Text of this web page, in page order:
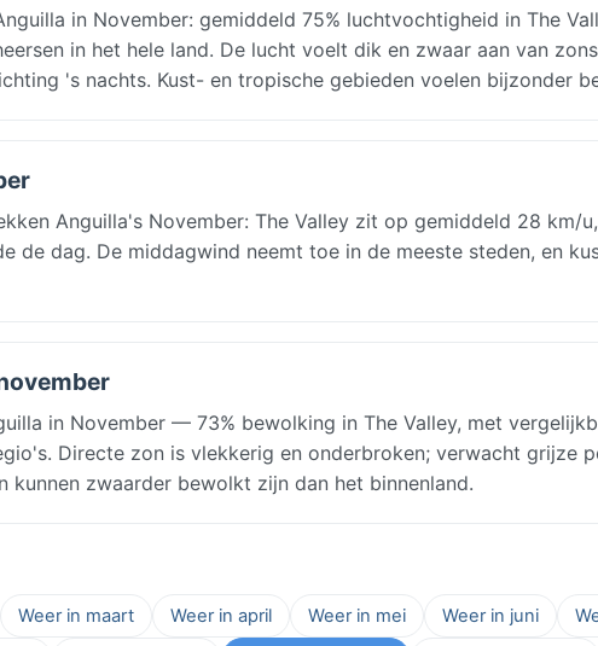
in November: gemiddeld 75% luchtvochtigheid in The
in het hele land. De lucht voelt dik en zwaar aan van
's nachts. Kust- en tropische gebieden voelen bijzonder
Anguilla's November: The Valley zit op gemiddeld 28 km/
de dag. De middagwind neemt toe in de meeste steden, en
in November — 73% bewolking in The Valley, met
Directe zon is vlekkerig en onderbroken; verwacht grijze
kunnen zwaarder bewolkt zijn dan het binnenland.
Weer in maart Weer in april Weer in mei Weer in juni